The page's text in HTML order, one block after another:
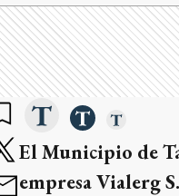
El Municipio de
empresa Vialerg